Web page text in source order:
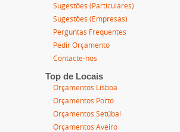
Sugestões (Particulares)
Sugestões (Empresas)
Perguntas Frequentes
Pedir Orçamento
Contacte-nos
Top de Locais
Orçamentos Lisboa
Orçamentos Porto
Orçamentos Setúbal
Orçamentos Aveiro